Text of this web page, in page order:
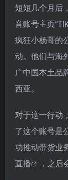
短短几个月后
音账号主页
疯狂小杨哥的
动。他们与海
广中国本土品
西亚。
对于这一行动
了这个账号是
功推动带货业
直播
，之后